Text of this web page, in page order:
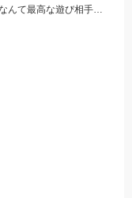
身近な川でも潜んでいてかつ強い引きが楽しめるなんて最高な遊び相手です！